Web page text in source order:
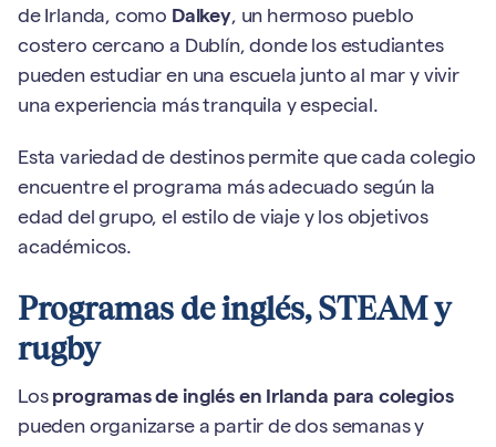
de Irlanda, como Dalkey, un hermoso pueblo
costero cercano a Dublín, donde los estudiantes
pueden estudiar en una escuela junto al mar y vivir
una experiencia más tranquila y especial.
Esta variedad de destinos permite que cada colegio
encuentre el programa más adecuado según la
edad del grupo, el estilo de viaje y los objetivos
académicos.
Programas de inglés, STEAM y
rugby
Los programas de inglés en Irlanda para colegios
pueden organizarse a partir de dos semanas y